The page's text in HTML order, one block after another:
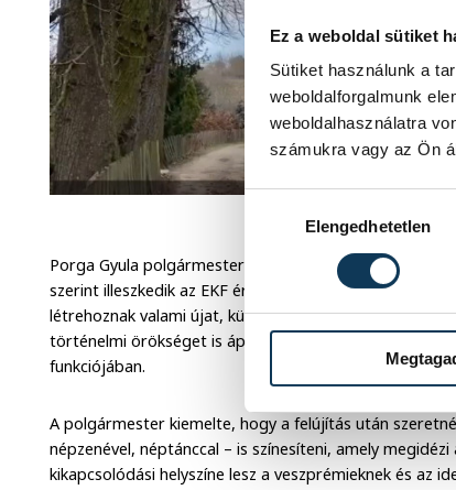
Ez a weboldal sütiket
Sütiket használunk a
weboldalforgalmunk
weboldalhasználatra
számukra vagy az Ön
Hozzájárulás kiválasztása
Elengedhetetlen
Porga Gyula polgármester a közösségi médiában
szerint illeszkedik az EKF értékmegőrző
létrehoznak valami újat, különlegeset, mint például a
történelmi örökséget is ápolják, és felélesztik új, vagy
funkciójában.
A polgármester kiemelte, hogy a felújítás után
népzenével, néptánccal – is színesíteni, amely
kikapcsolódási helyszíne lesz a veszprémieknek és az